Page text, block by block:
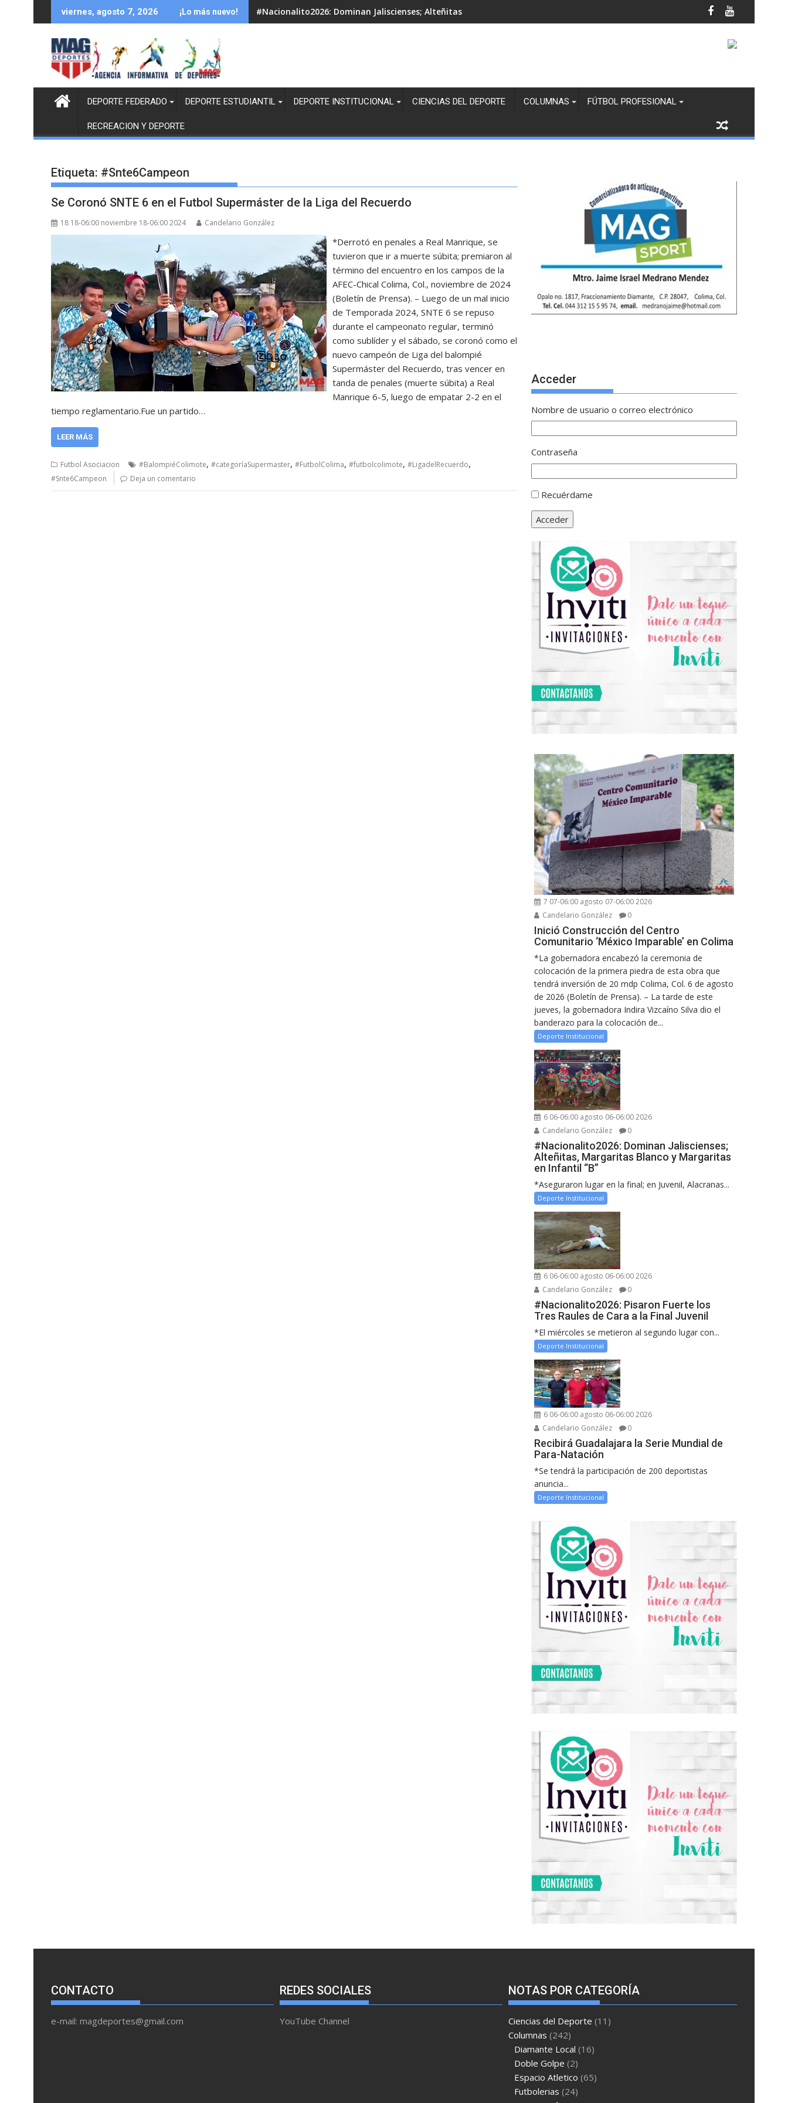
al
viernes, agosto 7, 2026 ¡Lo más nuevo! #Nacionalito2026: Dominan Jaliscienses; Alteñitas, Margaritas Blanco y Margaritas en Infantil “B”
DEPORTE FEDERADO DEPORTE ESTUDIANTIL DEPORTE INSTITUCIONAL CIENCIAS DEL DEPORTE COLUMNAS FÚTBOL PROFESIONAL
RECREACION Y DEPORTE
Etiqueta: #Snte6Campeon
Se Coronó SNTE 6 en el Futbol Supermáster de la Liga del Recuerdo
18 18-06:00 noviembre 18-06:00 2024 Candelario González
*Derrotó en penales a Real Manrique, se
tuvieron que ir a muerte súbita; premiaron al
término del encuentro en los campos de la
AFEC-Chical Colima, Col., noviembre de 2024
(Boletín de Prensa). – Luego de un mal inicio
de Temporada 2024, SNTE 6 se repuso
durante el campeonato regular, terminó
como sublíder y el sábado, se coronó como el
nuevo campeón de Liga del balompié
Supermáster del Recuerdo, tras vencer en
tanda de penales (muerte súbita) a Real
Manrique 6-5, luego de empatar 2-2 en el
tiempo reglamentario.Fue un partido…
LEER MÁS
Futbol Asociacion #BalompiéColimote, #categoríaSupermaster, #FutbolColima, #futbolcolimote, #LigadelRecuerdo,
#Snte6Campeon Deja un comentario
Acceder
Nombre de usuario o correo electrónico
Contraseña
Recuérdame
Acceder
7 07-06:00 agosto 07-06:00 2026
Candelario González
0
Inició Construcción del Centro
Comunitario ‘México Imparable’ en Colima
*La gobernadora encabezó la ceremonia de
colocación de la primera piedra de esta obra que
tendrá inversión de 20 mdp Colima, Col. 6 de agosto
de 2026 (Boletín de Prensa). – La tarde de este
jueves, la gobernadora Indira Vizcaíno Silva dio el
banderazo para la colocación de...
Deporte Institucional
6 06-06:00 agosto 06-06:00 2026
Candelario González
0
#Nacionalito2026: Dominan Jaliscienses;
Alteñitas, Margaritas Blanco y Margaritas
en Infantil “B”
*Aseguraron lugar en la final; en Juvenil, Alacranas...
Deporte Institucional
6 06-06:00 agosto 06-06:00 2026
Candelario González
0
#Nacionalito2026: Pisaron Fuerte los
Tres Raules de Cara a la Final Juvenil
*El miércoles se metieron al segundo lugar con...
Deporte Institucional
6 06-06:00 agosto 06-06:00 2026
Candelario González
0
Recibirá Guadalajara la Serie Mundial de
Para-Natación
*Se tendrá la participación de 200 deportistas
anuncia...
Deporte Institucional
CONTACTO
e-mail: magdeportes@gmail.com
REDES SOCIALES
YouTube Channel
NOTAS POR CATEGORÍA
Ciencias del Deporte (11)
Columnas (242)
Diamante Local (16)
Doble Golpe (2)
Espacio Atletico (65)
Futbolerias (24)